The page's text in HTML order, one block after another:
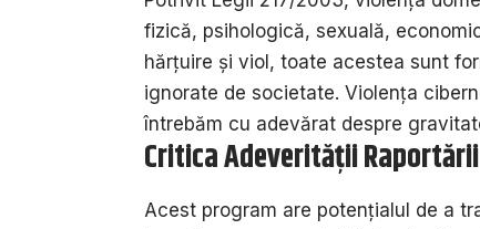
fizică, psihologică, sexuală,
hărțuire și viol, toate acestea sunt
ignorate de societate. Violența
întrebăm cu adevărat despre
Critica Adeverității Raportării
Acest program are potențialul de a